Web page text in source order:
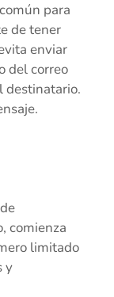
para
de tener
enviar
del correo
destinatario.
comienza
limitado
y